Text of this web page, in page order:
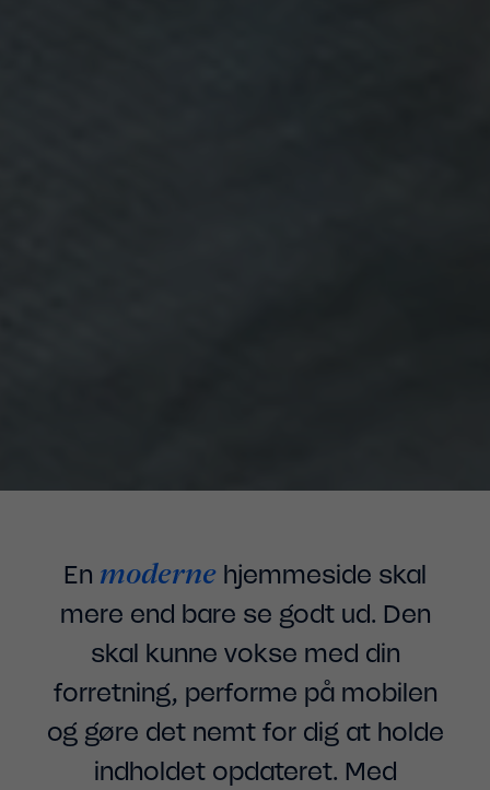
En moderne hjemmeside skal
mere end bare se godt ud. Den
skal kunne vokse med din
forretning, performe på mobilen
og gøre det nemt for dig at holde
indholdet opdateret. Med